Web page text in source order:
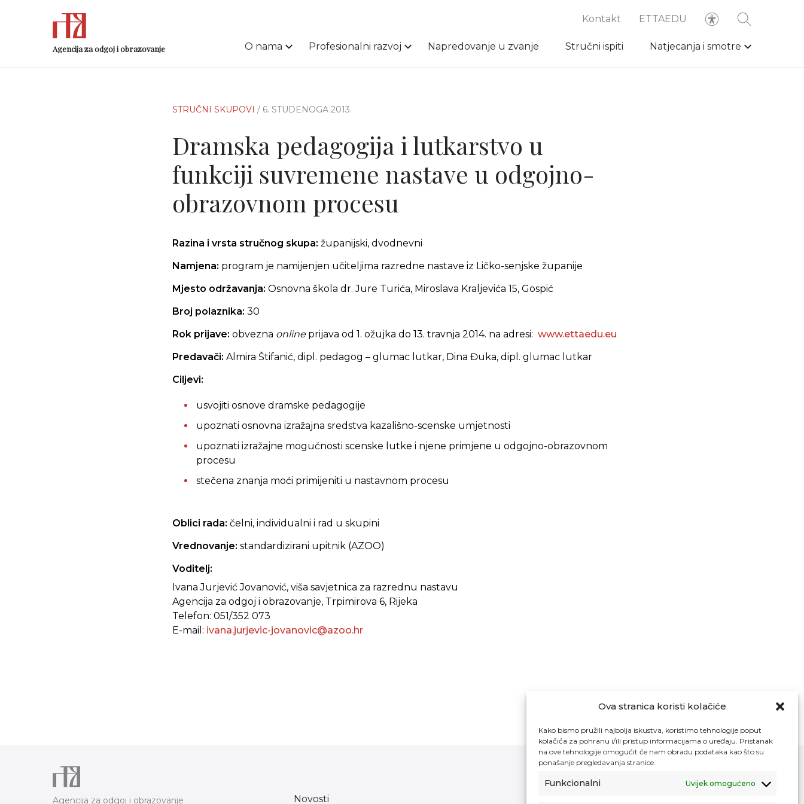
Ova stranica koristi kolačiće
Kako bismo pružili najbolja iskustva, koristimo tehnologije poput
kolačića za pohranu i/ili pristup informacijama o uređaju. Pristanak
na ove tehnologije omogućit će nam obradu podataka kao što su
ponašanje pregledavanja stranice.
Funkcionalni Uvijek omogućeno
Agencija za odgoj i obrazovanje
Kontakt ETTAEDU
O nama Profesionalni razvoj Napredovanje u zvanje Stručni ispiti Natjecanja i smotre
STRUČNI SKUPOVI / 6. STUDENOGA 2013.
Dramska pedagogija i lutkarstvo u
funkciji suvremene nastave u odgojno-
obrazovnom procesu
Razina i vrsta stručnog skupa: županijski, dvodnevni
Namjena: program je namijenjen učiteljima razredne nastave iz Ličko-senjske županije
Mjesto održavanja: Osnovna škola dr. Jure Turića, Miroslava Kraljevića 15, Gospić
Broj polaznika: 30
Rok prijave: obvezna onlineprijava od 1. ožujka do 13. travnja 2014. na adresi: www.ettaedu.eu
Predavači: Almira Štifanić, dipl. pedagog – glumac lutkar, Dina Đuka, dipl. glumac lutkar
Ciljevi:
usvojiti osnove dramske pedagogije
upoznati osnovna izražajna sredstva kazališno-scenske umjetnosti
upoznati izražajne mogućnosti scenske lutke i njene primjene u odgojno-obrazovnom
procesu
stečena znanja moći primijeniti u nastavnom procesu
Oblici rada: čelni, individualni i rad u skupini
Vrednovanje: standardizirani upitnik (AZOO)
Voditelj:
Ivana Jurjević Jovanović, viša savjetnica za razrednu nastavu
Agencija za odgoj i obrazovanje, Trpimirova 6, Rijeka
Telefon: 051/352 073
E-mail: ivana.jurjevic-jovanovic@azoo.hr
Agencija za odgoj i obrazovanje Novosti